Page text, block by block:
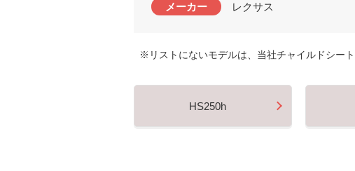
メーカー レクサス
※リストにないモデルは、当社チャイルドシー
HS250h